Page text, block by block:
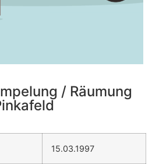
/ Räumung
15.03.1997